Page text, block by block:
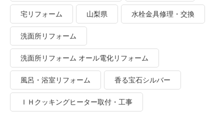
宅リフォーム 山梨県 水栓金具修理・交換
洗面所リフォーム
洗面所リフォーム オール電化リフォーム
風呂・浴室リフォーム 香る宝石シルバー
ＩＨクッキングヒーター取付・工事